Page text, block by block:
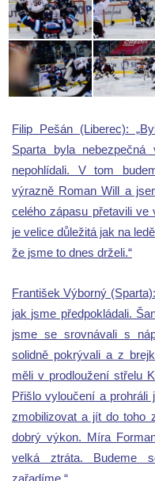
Filip Pešán (Liberec):
Sparta byla
nepohlídali. V tom
výrazně Roman Will a
celého zápasu přetavili
je velice důležitá jak na
že jsme to dnes drželi.“
František Výborný
jak jsme předpokládali.
jsme se srovnávali s
solidně pokrývali a z
měli v prodloužení střelu
Přišlo vyloučení a
zmobilizovat a jít do toho
dobrý výkon. Míra
velká ztráta. Budeme
zařadíme.“